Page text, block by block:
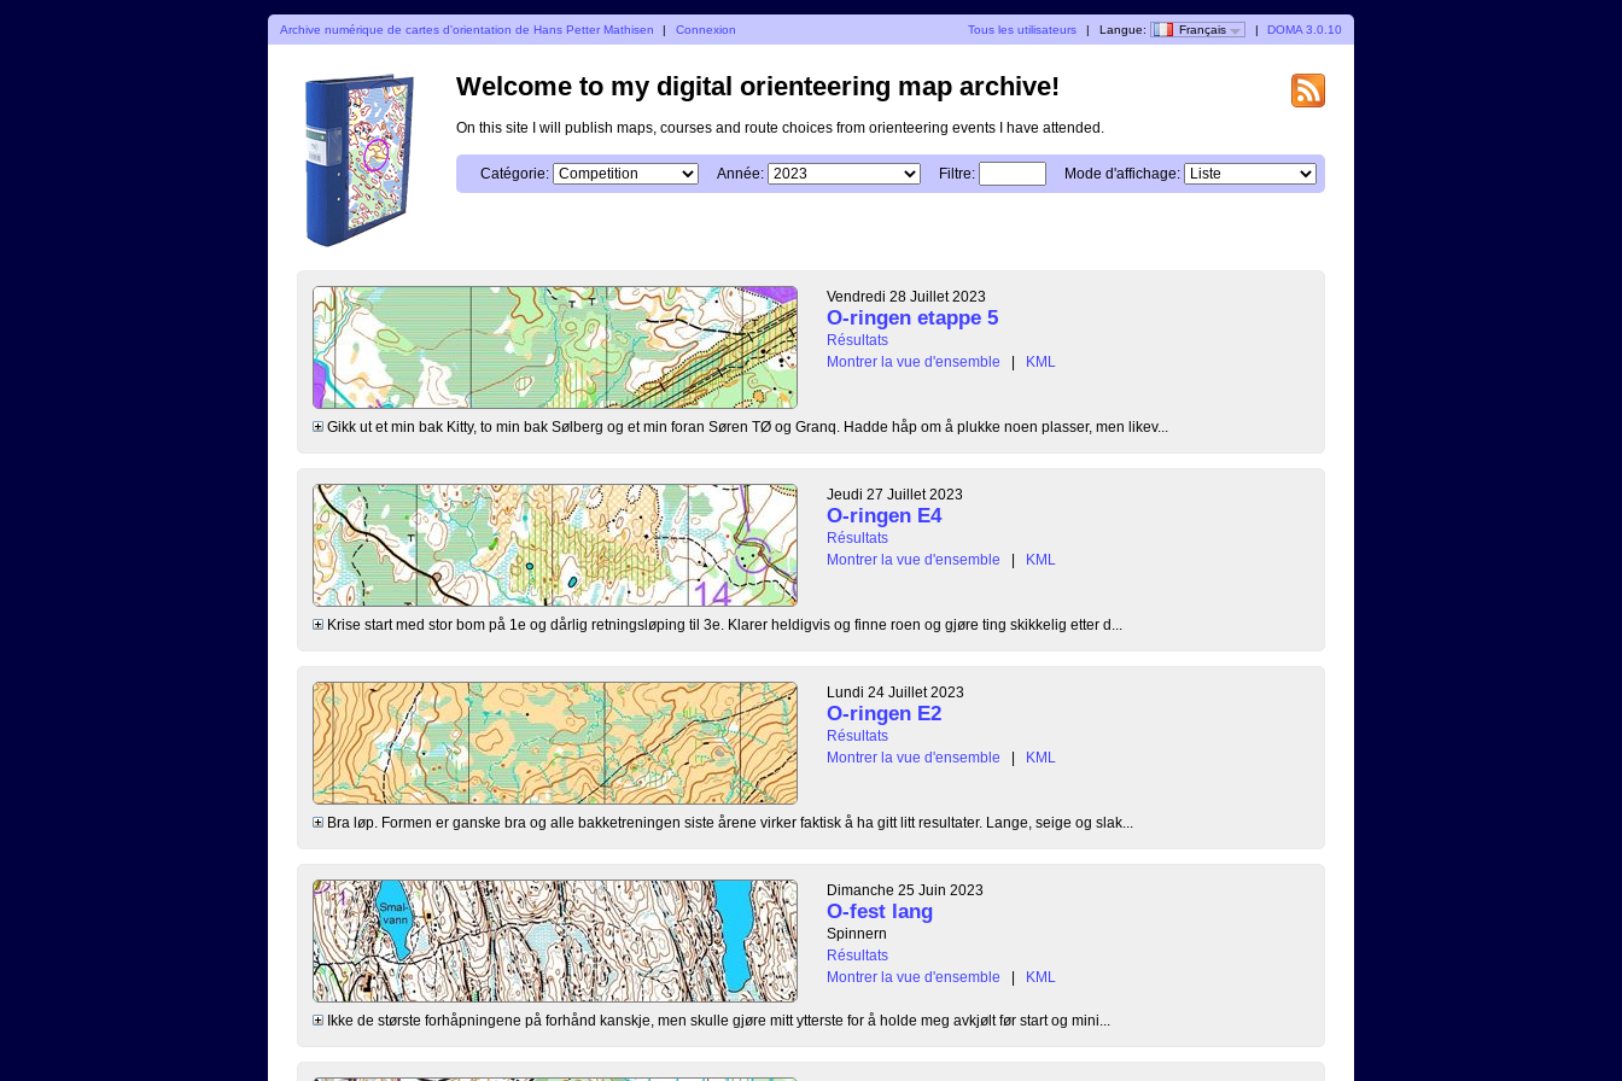
Archive numérique de cartes d'orientation de Hans Petter Mathisen | Connexion Tous les utilisateurs | Langue: Français | DOMA 3.0.10
Welcome to my digital orienteering map archive!
On this site I will publish maps, courses and route choices from orienteering events I have attended.
Catégorie: Année: Filtre: Mode d'affichage:
Vendredi 28 Juillet 2023
O-ringen etappe 5
Résultats
Montrer la vue d'ensemble
| KML
Gikk ut et min bak Kitty, to min bak Sølberg og et min foran Søren TØ og Granq. Hadde håp om å plukke noen plasser, men likev...
Jeudi 27 Juillet 2023
O-ringen E4
Résultats
Montrer la vue d'ensemble
| KML
Krise start med stor bom på 1e og dårlig retningsløping til 3e. Klarer heldigvis og finne roen og gjøre ting skikkelig etter d...
Lundi 24 Juillet 2023
O-ringen E2
Résultats
Montrer la vue d'ensemble
| KML
Bra løp. Formen er ganske bra og alle bakketreningen siste årene virker faktisk å ha gitt litt resultater. Lange, seige og slak...
Dimanche 25 Juin 2023
O-fest lang
Spinnern
Résultats
Montrer la vue d'ensemble
| KML
Ikke de største forhåpningene på forhånd kanskje, men skulle gjøre mitt ytterste for å holde meg avkjølt før start og mini...